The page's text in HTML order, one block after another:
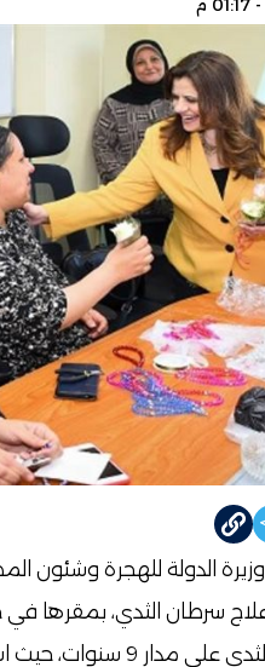
الدولة للهجرة وشئون
سرطان الثدي، بمقرها في
لمقاتلات أمراض